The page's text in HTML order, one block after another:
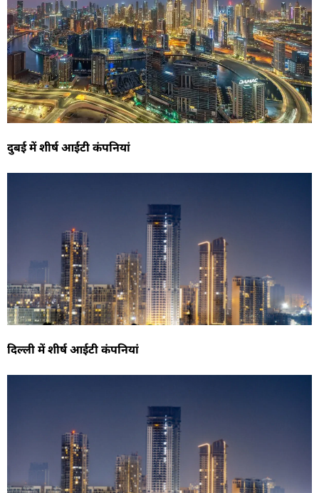
दुबई में शीर्ष आईटी कंपनियां
दिल्ली में शीर्ष आईटी कंपनियां